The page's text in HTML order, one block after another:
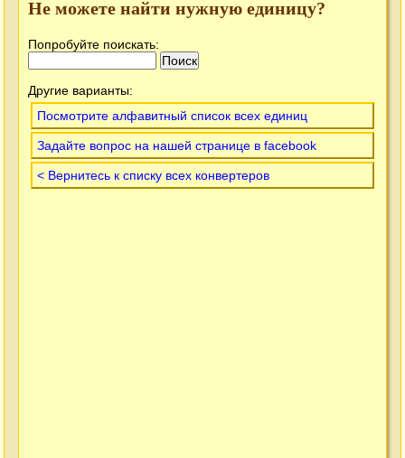
Не можете найти нужную единицу?
Попробуйте поискать:
Другие варианты:
Посмотрите алфавитный список всех единиц
Задайте вопрос на нашей странице в facebook
< Вернитесь к списку всех конвертеров